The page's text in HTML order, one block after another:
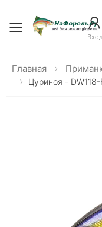
Toggle Вход
Главная
Цуриноя -